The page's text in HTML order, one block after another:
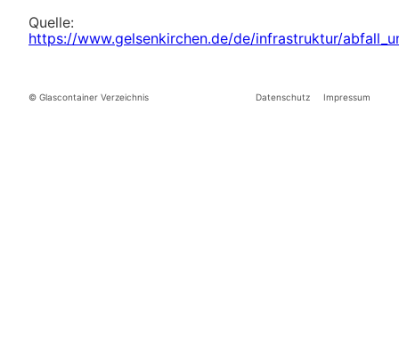
Quelle:
https://www.gelsenkirchen.de/de/infrastruktur/
© Glascontainer Verzeichnis Datenschutz Impressum